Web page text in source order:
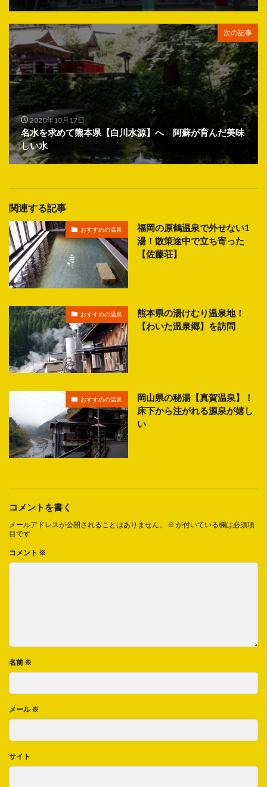
次の記事
2020年10月17日
名水を求めて熊本県【白川水源】へ 阿蘇が育んだ美味
しい水
関連する記事
おすすめの温泉
福岡の原鶴温泉で外せない1
湯！散策途中で立ち寄った
【佐藤荘】
おすすめの温泉
熊本県の湯けむり温泉地！
【わいた温泉郷】を訪問
おすすめの温泉
岡山県の秘湯【真賀温泉】！
床下から注がれる源泉が嬉し
い
コメントを書く
メールアドレスが公開されることはありません。 ※ が付いている欄は必須項
目です
コメント ※
名前 ※
メール※
サイト